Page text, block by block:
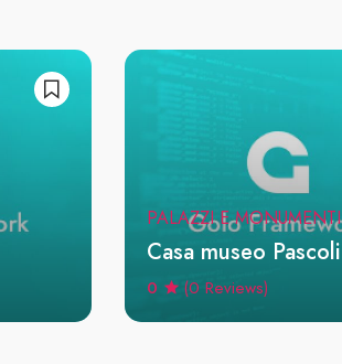
PALAZZI E MONUMENTI
Casa museo Pascoli
0 (0 Reviews)